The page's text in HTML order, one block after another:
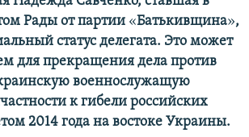
Рады от партии «Батькивщина»,
статус делегата. Это может
для прекращения дела против
военнослужащую
к гибели российских
2014 года на востоке Украины.